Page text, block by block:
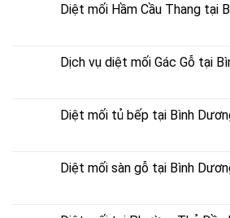
Diệt mối Hầm Cầu Thang tại
Dịch vụ diệt mối Gác Gỗ tại
Diệt mối tủ bếp tại Bình
Diệt mối sàn gỗ tại Bình